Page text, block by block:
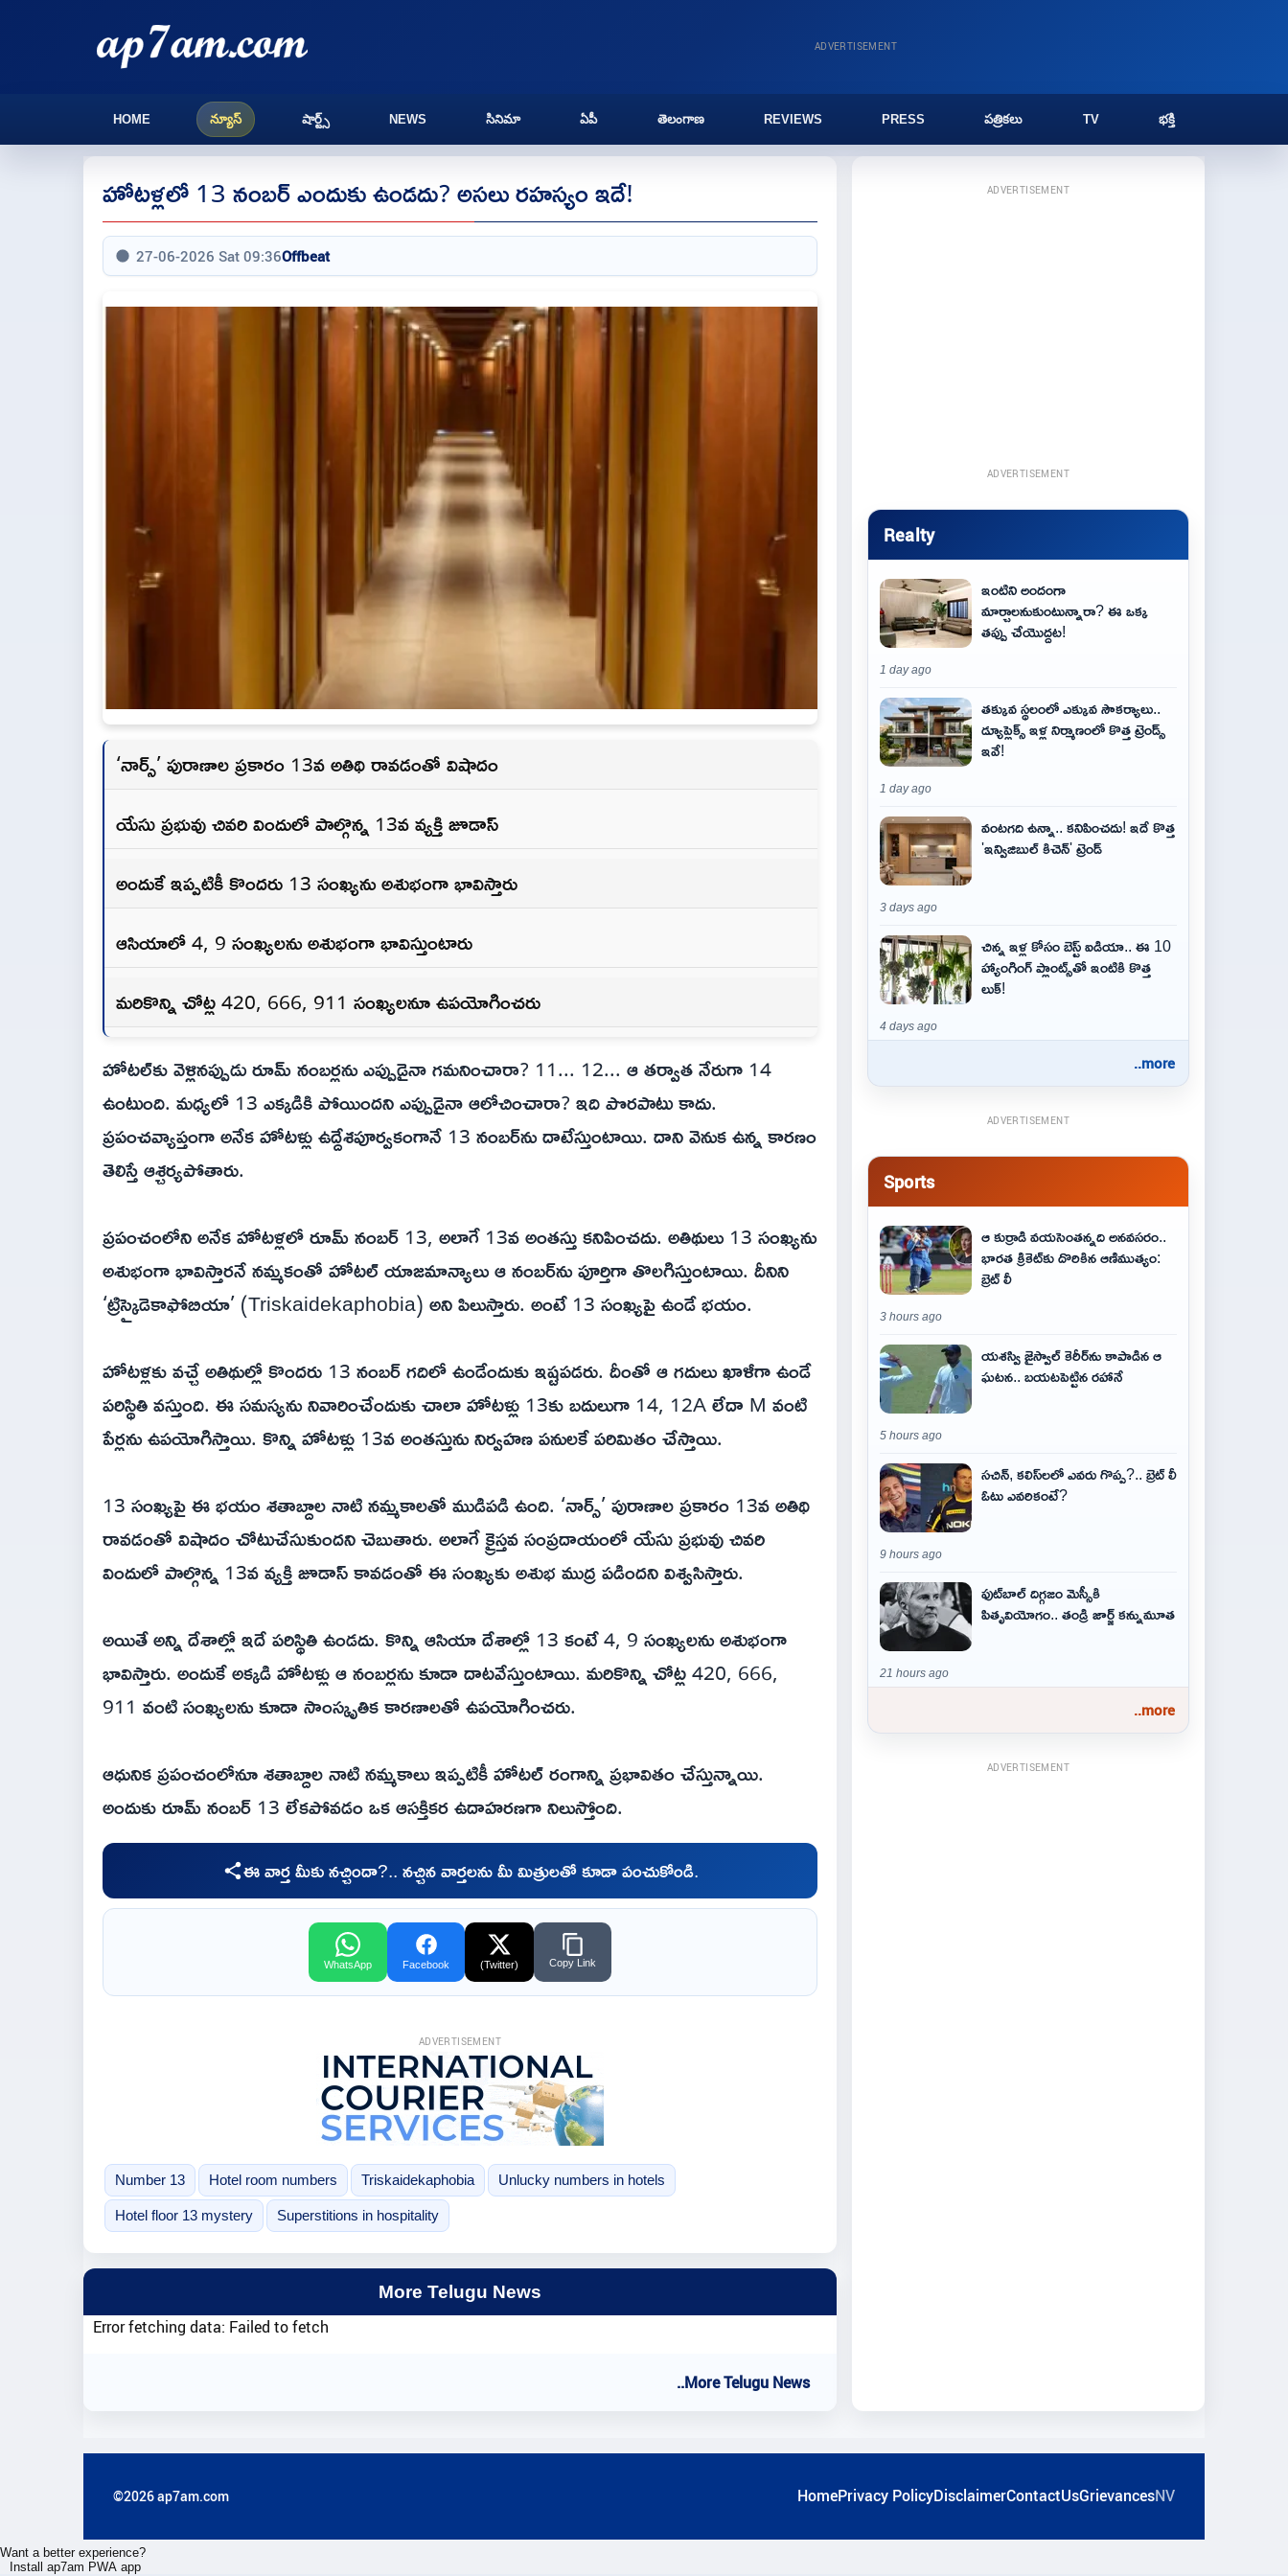
ADVERTISEMENT
HOME న్యూస్ షార్ట్స్ NEWS సినిమా ఏపీ తెలంగాణ REVIEWS PRESS పత్రికలు TV భక్తి
హోటళ్లలో 13 నంబర్ ఎందుకు ఉండదు? అసలు రహస్యం ఇదే!
27-06-2026 Sat 09:36Offbeat
‘నార్స్’ పురాణాల ప్రకారం 13వ అతిథి రావడంతో విషాదం
యేసు ప్రభువు చివరి విందులో పాల్గొన్న 13వ వ్యక్తి జూడాస్
అందుకే ఇప్పటికీ కొందరు 13 సంఖ్యను అశుభంగా భావిస్తారు
ఆసియాలో 4, 9 సంఖ్యలను అశుభంగా భావిస్తుంటారు
మరికొన్ని చోట్ల 420, 666, 911 సంఖ్యలనూ ఉపయోగించరు
హోటల్‌కు వెళ్లినప్పుడు రూమ్ నంబర్లను ఎప్పుడైనా గమనించారా? 11... 12... ఆ తర్వాత నేరుగా 14
ఉంటుంది. మధ్యలో 13 ఎక్కడికి పోయిందని ఎప్పుడైనా ఆలోచించారా? ఇది పొరపాటు కాదు.
ప్రపంచవ్యాప్తంగా అనేక హోటళ్లు ఉద్దేశపూర్వకంగానే 13 నంబర్‌ను దాటేస్తుంటాయి. దాని వెనుక ఉన్న కారణం
తెలిస్తే ఆశ్చర్యపోతారు.
ప్రపంచంలోని అనేక హోటళ్లలో రూమ్ నంబర్ 13, అలాగే 13వ అంతస్తు కనిపించదు. అతిథులు 13 సంఖ్యను
అశుభంగా భావిస్తారనే నమ్మకంతో హోటల్ యాజమాన్యాలు ఆ నంబర్‌ను పూర్తిగా తొలగిస్తుంటాయి. దీనిని
‘ట్రిస్కైడెకాఫోబియా’ (Triskaidekaphobia) అని పిలుస్తారు. అంటే 13 సంఖ్యపై ఉండే భయం.
హోటళ్లకు వచ్చే అతిథుల్లో కొందరు 13 నంబర్ గదిలో ఉండేందుకు ఇష్టపడరు. దీంతో ఆ గదులు ఖాళీగా ఉండే
పరిస్థితి వస్తుంది. ఈ సమస్యను నివారించేందుకు చాలా హోటళ్లు 13కు బదులుగా 14, 12A లేదా M వంటి
పేర్లను ఉపయోగిస్తాయి. కొన్ని హోటళ్లు 13వ అంతస్తును నిర్వహణ పనులకే పరిమితం చేస్తాయి.
13 సంఖ్యపై ఈ భయం శతాబ్దాల నాటి నమ్మకాలతో ముడిపడి ఉంది. ‘నార్స్’ పురాణాల ప్రకారం 13వ అతిథి
రావడంతో విషాదం చోటుచేసుకుందని చెబుతారు. అలాగే క్రైస్తవ సంప్రదాయంలో యేసు ప్రభువు చివరి
విందులో పాల్గొన్న 13వ వ్యక్తి జూడాస్ కావడంతో ఈ సంఖ్యకు అశుభ ముద్ర పడిందని విశ్వసిస్తారు.
అయితే అన్ని దేశాల్లో ఇదే పరిస్థితి ఉండదు. కొన్ని ఆసియా దేశాల్లో 13 కంటే 4, 9 సంఖ్యలను అశుభంగా
భావిస్తారు. అందుకే అక్కడి హోటళ్లు ఆ నంబర్లను కూడా దాటవేస్తుంటాయి. మరికొన్ని చోట్ల 420, 666,
911 వంటి సంఖ్యలను కూడా సాంస్కృతిక కారణాలతో ఉపయోగించరు.
ఆధునిక ప్రపంచంలోనూ శతాబ్దాల నాటి నమ్మకాలు ఇప్పటికీ హోటల్ రంగాన్ని ప్రభావితం చేస్తున్నాయి.
అందుకు రూమ్ నంబర్ 13 లేకపోవడం ఒక ఆసక్తికర ఉదాహరణగా నిలుస్తోంది.
ఈ వార్త మీకు నచ్చిందా?.. నచ్చిన వార్తలను మీ మిత్రులతో కూడా పంచుకోండి.
WhatsApp Facebook (Twitter) Copy Link
ADVERTISEMENT
Number 13 Hotel room numbers Triskaidekaphobia Unlucky numbers in hotels
Hotel floor 13 mystery Superstitions in hospitality
More Telugu News
Error fetching data: Failed to fetch
..More Telugu News
ADVERTISEMENT
ADVERTISEMENT
Realty
ఇంటిని అందంగా
మార్చాలనుకుంటున్నారా? ఈ ఒక్క
తప్పు చేయొద్దట!
1 day ago
తక్కువ స్థలంలో ఎక్కువ సౌకర్యాలు..
డ్యూప్లెక్స్ ఇళ్ల నిర్మాణంలో కొత్త ట్రెండ్స్
ఇవే!
1 day ago
వంటగది ఉన్నా.. కనిపించదు! ఇదే కొత్త
'ఇన్విజిబుల్ కిచెన్' ట్రెండ్
3 days ago
చిన్న ఇళ్ల కోసం బెస్ట్ ఐడియా.. ఈ 10
హ్యాంగింగ్ ప్లాంట్స్‌తో ఇంటికి కొత్త
లుక్!
4 days ago
..more
ADVERTISEMENT
Sports
ఆ కుర్రాడి వయసెంతన్నది అనవసరం..
భారత క్రికెట్‌కు దొరికిన ఆణిముత్యం:
బ్రెట్ లీ
3 hours ago
యశస్వి జైస్వాల్ కెరీర్‌ను కాపాడిన ఆ
ఘటన.. బయటపెట్టిన రహానే
5 hours ago
సచిన్, కలిస్‌లలో ఎవరు గొప్ప?.. బ్రెట్ లీ
ఓటు ఎవరికంటే?
9 hours ago
ఫుట్‌బాల్ దిగ్గజం మెస్సీకి
పితృవియోగం.. తండ్రి జార్జ్ కన్నుమూత
21 hours ago
..more
ADVERTISEMENT
©2026 ap7am.com HomePrivacy PolicyDisclaimerContactUsGrievancesNV
Want a better experience?
Install ap7am PWA app